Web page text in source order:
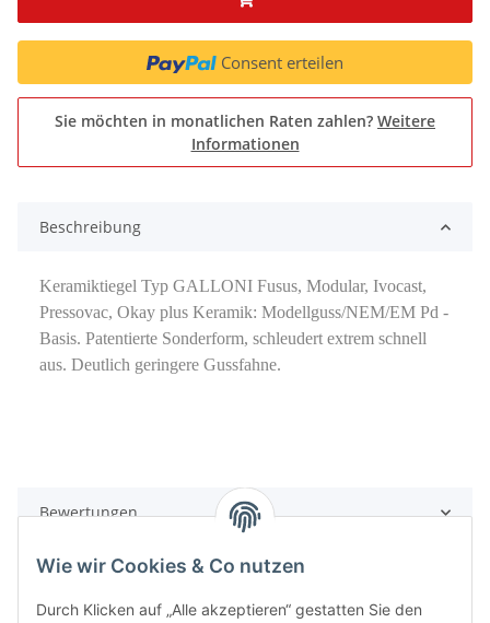
Consent erteilen
Sie möchten in monatlichen Raten zahlen? Weitere
Informationen
Beschreibung
Keramiktiegel Typ GALLONI Fusus, Modular, Ivocast,
Pressovac, Okay plus Keramik: Modellguss/NEM/EM Pd -
Basis. Patentierte Sonderform, schleudert extrem schnell
aus. Deutlich geringere Gussfahne.
Bewertungen
Wie wir Cookies & Co nutzen
Durch Klicken auf „Alle akzeptieren“ gestatten Sie den